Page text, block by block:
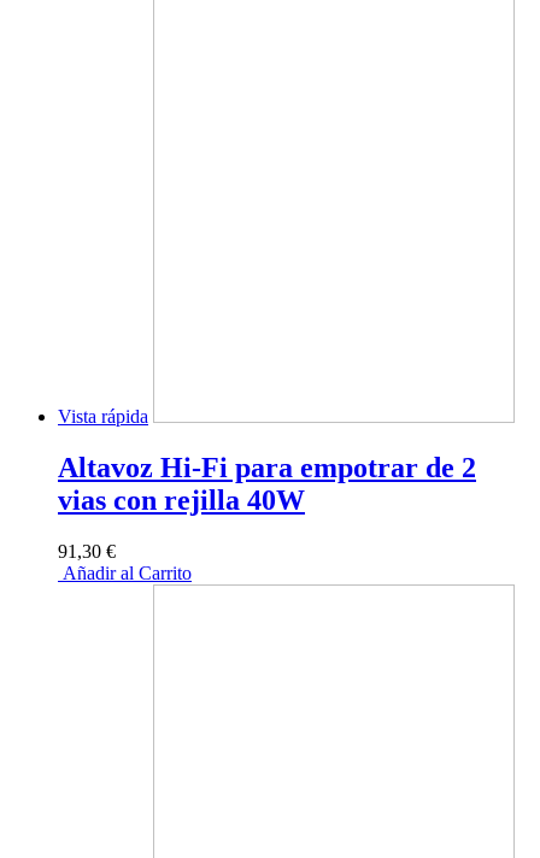
Vista rápida
Altavoz Hi-Fi para empotrar de 2
vias con rejilla 40W
91,30 €
Añadir al Carrito